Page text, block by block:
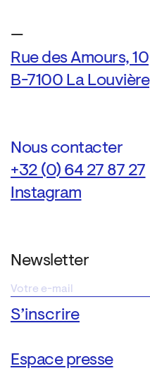
—
Rue des Amours, 10
B-7100 La Louvière
Nous contacter
+32 (0) 64 27 87 27
Instagram
Newsletter
Espace presse